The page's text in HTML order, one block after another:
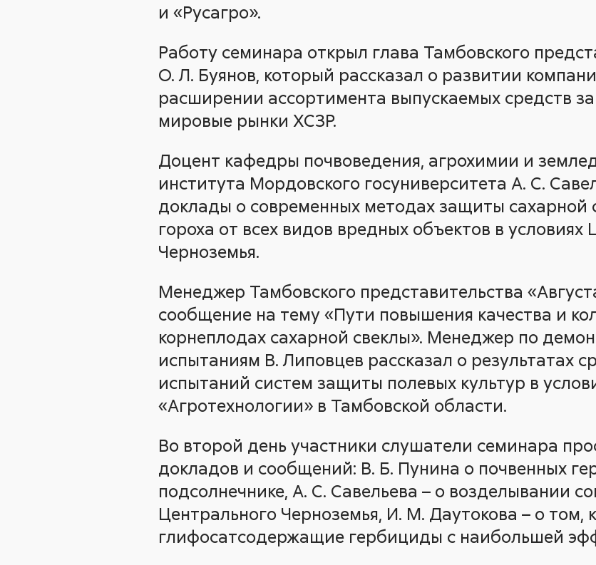
и «Русагро».
Работу семинара открыл глава Тамбовского
О. Л. Буянов, который рассказал о развитии
расширении ассортимента выпускаемых средств
мировые рынки ХСЗР.
Доцент кафедры почвоведения, агрохимии и
института Мордовского госуниверситета А. С.
доклады о современных методах защиты сахарной
гороха от всех видов вредных объектов в условиях
Черноземья.
Менеджер Тамбовского представительства
сообщение на тему «Пути повышения качества и
корнеплодах сахарной свеклы». Менеджер по
испытаниям В. Липовцев рассказал о результатах
испытаний систем защиты полевых культур в
«Агротехнологии» в Тамбовской области.
Во второй день участники слушатели семинара
докладов и сообщений: В. Б. Пунина о почвенных
подсолнечнике, А. С. Савельева – о возделывании
Центрального Черноземья, И. М. Даутокова – о том,
глифосатсодержащие гербициды с наибольшей